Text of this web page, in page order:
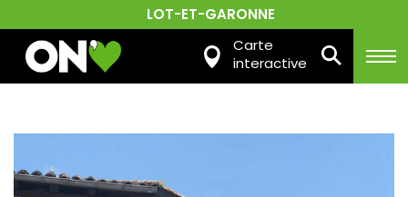
LOT-ET-GARONNE
Carte
interactive